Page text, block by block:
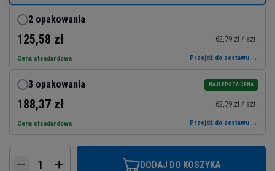
2 opakowania
125,58 zł 62,79 zł / szt.
Cena standardowa Przejdź do zestawu →
NAJLEPSZA CENA
3 opakowania
188,37 zł 62,79 zł / szt.
Cena standardowa Przejdź do zestawu →
DODAJ DO KOSZYKA